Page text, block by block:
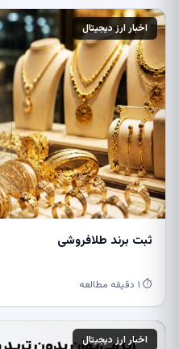
اخبار ارز دیجیتال
ثبت برند طلافروشی
⏱ ۱ دقیقه مطالعه
اخبار ارز دیجیتال